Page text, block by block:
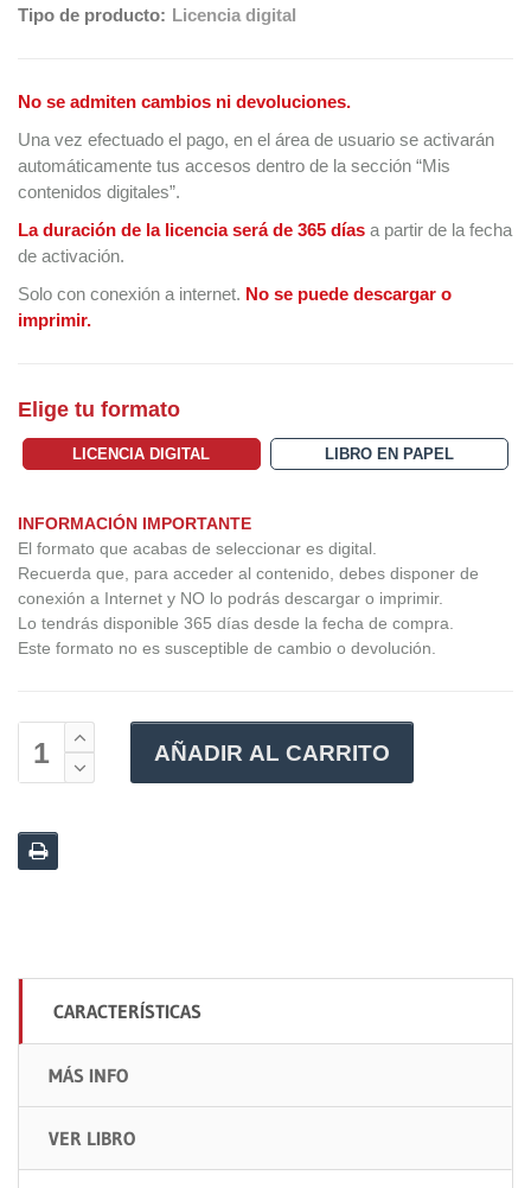
Tipo de producto: Licencia digital
No se admiten cambios ni devoluciones.
Una vez efectuado el pago, en el área de usuario se activarán
automáticamente tus accesos dentro de la sección “Mis
contenidos digitales”.
La duración de la licencia será de 365 días a partir de la fecha
de activación.
Solo con conexión a internet. No se puede descargar o
imprimir.
Elige tu formato
LICENCIA DIGITAL LIBRO EN PAPEL
INFORMACIÓN IMPORTANTE
El formato que acabas de seleccionar es digital.
Recuerda que, para acceder al contenido, debes disponer de
conexión a Internet y NO lo podrás descargar o imprimir.
Lo tendrás disponible 365 días desde la fecha de compra.
Este formato no es susceptible de cambio o devolución.
AÑADIR AL CARRITO
CARACTERÍSTICAS
MÁS INFO
VER LIBRO